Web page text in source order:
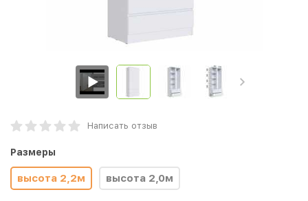
Написать отзыв
Размеры
высота 2,2м высота 2,0м